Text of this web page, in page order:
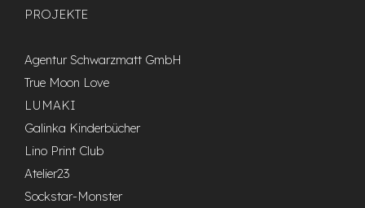
PROJEKTE
Agentur Schwarzmatt GmbH
True Moon Love
LUMAKI
Galinka Kinderbücher
Lino Print Club
Atelier23
Sockstar-Monster